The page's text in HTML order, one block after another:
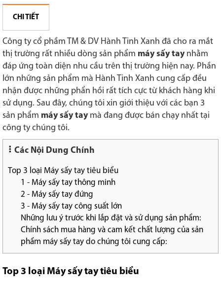
CHI TIẾT
Công ty cổ phầm TM & DV Hành Tinh Xanh đã cho ra mắt
thị trường rất nhiều dòng sản phẩm máy sấy taynhằm
đáp ứng toàn diện nhu cầu trên thị trường hiện nay. Phần
lớn những sản phẩm mà Hành Tinh Xanh cung cấp đều
nhận được những phẩn hồi rất tích cực từ khách hàng khi
sử dụng. Sau đây, chúng tôi xin giới thiệu với các bạn 3
sản phẩm máy sấy taymà đang được bán chạy nhất tại
công ty chúng tôi.
Các Nội Dung Chính
Top 3 loại Máy sấy tay tiêu biểu
1 - Máy sấy tay thông minh
2 - Máy sấy tay đứng
3 - Máy sấy tay công suất lớn
Những lưu ý trước khi lắp đặt và sử dụng sản phẩm:
Chính sách mua hàng và cam kết chất lượng của sản
phẩm máy sấy tay do chúng tôi cung cấp:
Top 3 loại Máy sấy tay tiêu biểu